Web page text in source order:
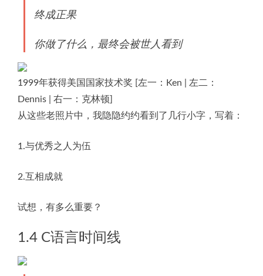
终成正果
你做了什么，最终会被世人看到
1999年获得美国国家技术奖 [左一：Ken | 左二：
Dennis | 右一：克林顿]
从这些老照片中，我隐隐约约看到了几行小字，写着：
1.与优秀之人为伍
2.互相成就
试想，有多么重要？
1.4 C语言时间线